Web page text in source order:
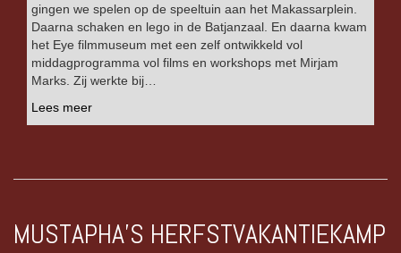
gingen we spelen op de speeltuin aan het Makassarplein.
Daarna schaken en lego in de Batjanzaal. En daarna kwam
het Eye filmmuseum met een zelf ontwikkeld vol
middagprogramma vol films en workshops met Mirjam
Marks. Zij werkte bij…
Lees meer
MUSTAPHA’S HERFSTVAKANTIEKAMP